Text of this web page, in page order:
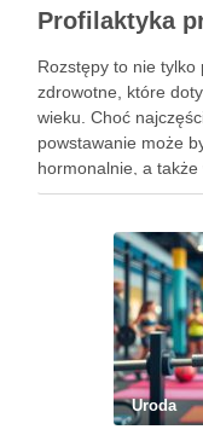
Rozstępy to nie tylko
zdrowotne, które
wieku. Choć
powstawanie może
hormonalnie, a także
kluczowe jest, aby
Uroda